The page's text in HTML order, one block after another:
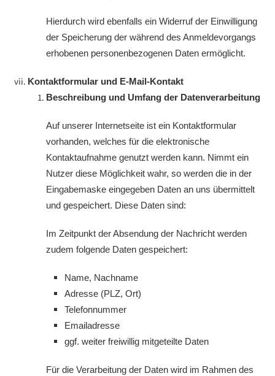
Hierdurch wird ebenfalls ein Widerruf der Einwilligung
der Speicherung der während des Anmeldevorgangs
erhobenen personenbezogenen Daten ermöglicht.
Kontaktformular und E-Mail-Kontakt
Beschreibung und Umfang der Datenverarbeitung
Auf unserer Internetseite ist ein Kontaktformular
vorhanden, welches für die elektronische
Kontaktaufnahme genutzt werden kann. Nimmt ein
Nutzer diese Möglichkeit wahr, so werden die in der
Eingabemaske eingegeben Daten an uns übermittelt
und gespeichert. Diese Daten sind:
Im Zeitpunkt der Absendung der Nachricht werden
zudem folgende Daten gespeichert:
Name, Nachname
Adresse (PLZ, Ort)
Telefonnummer
Emailadresse
ggf. weiter freiwillig mitgeteilte Daten
Für die Verarbeitung der Daten wird im Rahmen des